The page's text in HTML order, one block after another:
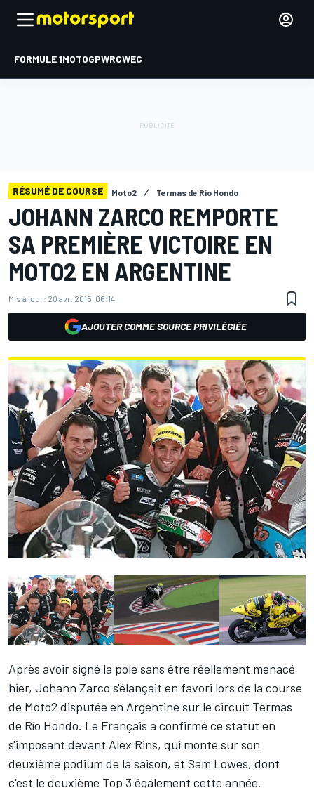
FORMULE 1MOTOGPWRCWEC
RÉSUMÉ DE COURSE Moto2 Termas de Rio Hondo
JOHANN ZARCO REMPORTE
SA PREMIÈRE VICTOIRE EN
MOTO2 EN ARGENTINE
Mis à jour: 20 avr. 2015, 06:14
AJOUTER COMME SOURCE PRIVILÉGIÉE
Après avoirsigné la pole sans être réellement menacé
hier, Johann Zarco s'élançait en favori lors de la course
de Moto2 disputée en Argentine sur le circuit Termas
de Río Hondo. Le Français a confirmé ce statut en
s'imposant devant Alex Rins, qui monte sur son
deuxième podium de la saison, et Sam Lowes, dont
c'est le deuxième Top 3 également cette année.